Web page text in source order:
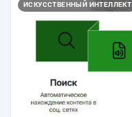
ИСКУССТВЕННЫЙ ИНТЕЛЛЕКТ